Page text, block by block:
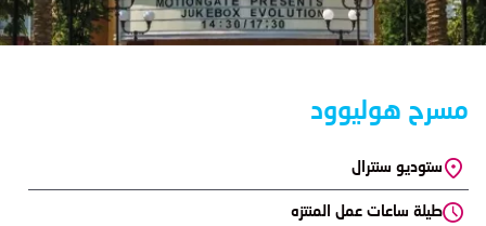
مسرح هوليوود
Location
ستوديو سنترال
طيلة ساعات عمل المنتزه